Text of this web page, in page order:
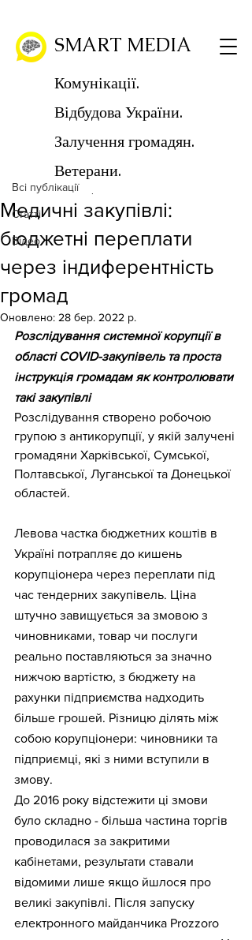
SMART MEDIA
Комунікації.
Відбудова України.
Залучення громадян.
Ветерани.
Всі публікації
Статті
Відео
Всі публікації
Медичні закупівлі:
бюджетні переплати
через індиферентність
громад
SMART MEDIA
15 лют. 2022 р.
Оновлено: 28 бер. 2022 р.
Розслідування системної корупції в
області COVID-закупівель та проста
інструкція громадам як контролювати
такі закупівлі
Розслідування створено робочою
групою з антикорупції, у якій залучені
громадяни Харківської, Сумської,
Полтавської, Луганської та Донецької
областей.
Левова частка бюджетних коштів в
Україні потрапляє до кишень
корупціонера через переплати під
час тендерних закупівель. Ціна
штучно завищується за змовою з
чиновниками, товар чи послуги
реально поставляються за значно
нижчою вартістю, з бюджету на
рахунки підприємства надходить
більше грошей. Різницю ділять між
собою корупціонери: чиновники та
підприємці, які з ними вступили в
змову.
До 2016 року відстежити ці змови
було складно - більша частина торгів
проводилася за закритими
кабінетами, результати ставали
відомими лише якщо йшлося про
великі закупівлі. Після запуску
електронного майданчика Prozzoro